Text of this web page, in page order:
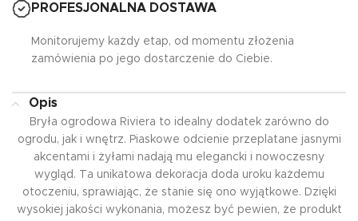
PROFESJONALNA DOSTAWA
Monitorujemy każdy etap, od momentu złożenia
zamówienia po jego dostarczenie do Ciebie.
Opis
Bryła ogrodowa Riviera to idealny dodatek zarówno do
ogrodu, jak i wnętrz. Piaskowe odcienie przeplatane jasnymi
akcentami i żyłami nadają mu elegancki i nowoczesny
wygląd. Ta unikatowa dekoracja doda uroku każdemu
otoczeniu, sprawiając, że stanie się ono wyjątkowe. Dzięki
wysokiej jakości wykonania, możesz być pewien, że produkt